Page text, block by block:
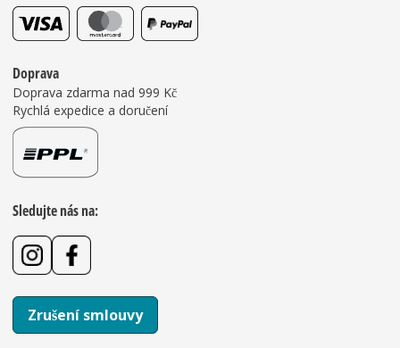
Doprava
Doprava zdarma nad 999 Kč
Rychlá expedice a doručení
Sledujte nás na:
Zrušení smlouvy